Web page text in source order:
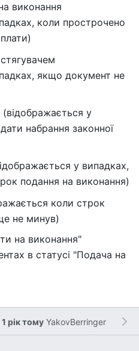
виконання
коли прострочено
якщо документ не
у
набрання законної
у випадках,
подання на виконання)
коли строк
не минув)
на виконання"
в статусі "Подача на
рік тому YakovBerringer